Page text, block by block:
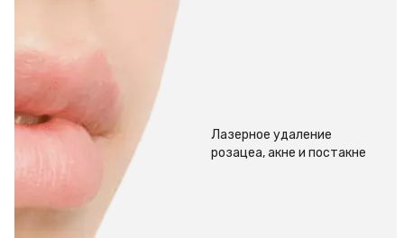
Лазерное удаление
розацеа, акне и постакне